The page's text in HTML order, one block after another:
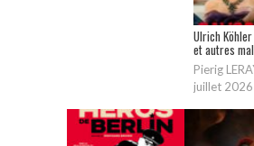
Ulrich
et autres
Pierig
juillet 2026